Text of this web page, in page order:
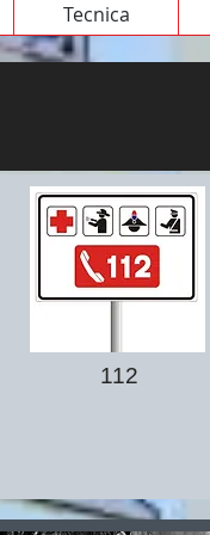
Tecnica
112